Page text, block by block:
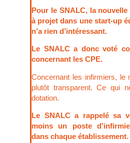
Pour le SNALC, la nouvelle
à projet dans une start-up
n’a rien d’intéressant.
Le SNALC a donc voté
concernant les CPE.
Concernant les infirmiers, le
plutôt transparent. Ce qui
dotation.
Le SNALC a rappelé sa
moins un poste
dans chaque établissement.